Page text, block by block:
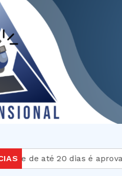
até 20 dias é aprovada no